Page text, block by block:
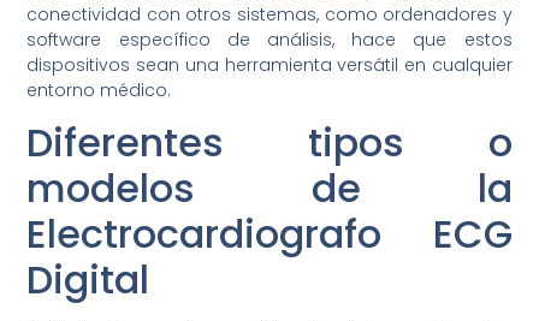
conectividad con otros sistemas, como ordenadores y
software específico de análisis, hace que estos
dispositivos sean una herramienta versátil en cualquier
entorno médico.
Diferentes tipos o
modelos de la
Electrocardiografo ECG
Digital